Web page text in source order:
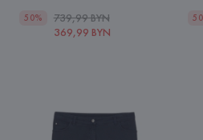
50%
739,99 BYN
369,99 BYN